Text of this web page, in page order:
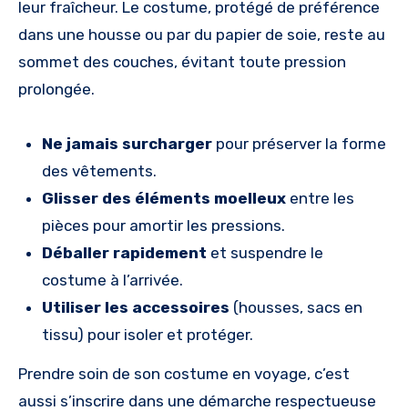
leur fraîcheur. Le costume, protégé de préférence
dans une housse ou par du papier de soie, reste au
sommet des couches, évitant toute pression
prolongée.
Ne jamais surchargerpour préserver la forme
des vêtements.
Glisser des éléments moelleuxentre les
pièces pour amortir les pressions.
Déballer rapidement et suspendre le
costume à l’arrivée.
Utiliser les accessoires (housses, sacs en
tissu) pour isoler et protéger.
Prendre soin de son costume en voyage, c’est
aussi s’inscrire dans une démarche respectueuse